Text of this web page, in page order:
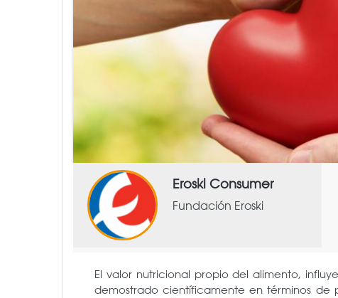
Eroski Consumer
Fundación Eroski
El valor nutricional propio del alimento,
demostrado científicamente en términos